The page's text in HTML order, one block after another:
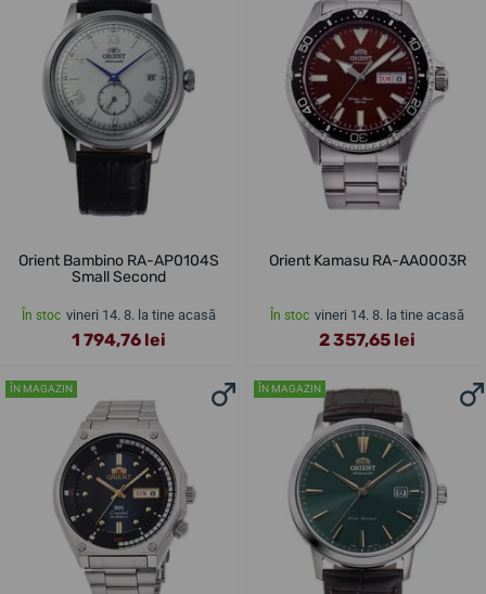
Orient Bambino RA-AP0104S
Small Second
În stoc vineri 14. 8. la tine acasă
1 794,76 lei
Orient Kamasu RA-AA0003R
În stoc vineri 14. 8. la tine acasă
2 357,65 lei
ÎN MAGAZIN ÎN MAGAZIN